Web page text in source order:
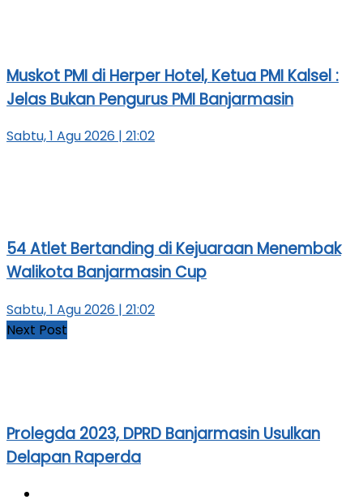
Muskot PMI di Herper Hotel, Ketua PMI Kalsel :
Jelas Bukan Pengurus PMI Banjarmasin
Sabtu, 1 Agu 2026 | 21:02
54 Atlet Bertanding di Kejuaraan Menembak
Walikota Banjarmasin Cup
Sabtu, 1 Agu 2026 | 21:02
Next Post
Prolegda 2023, DPRD Banjarmasin Usulkan
Delapan Raperda